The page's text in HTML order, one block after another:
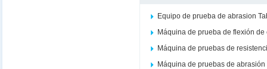
Equipo de prueba de abrasion
Máquina de prueba de flexión de
Máquina de pruebas de
Máquina de pruebas de